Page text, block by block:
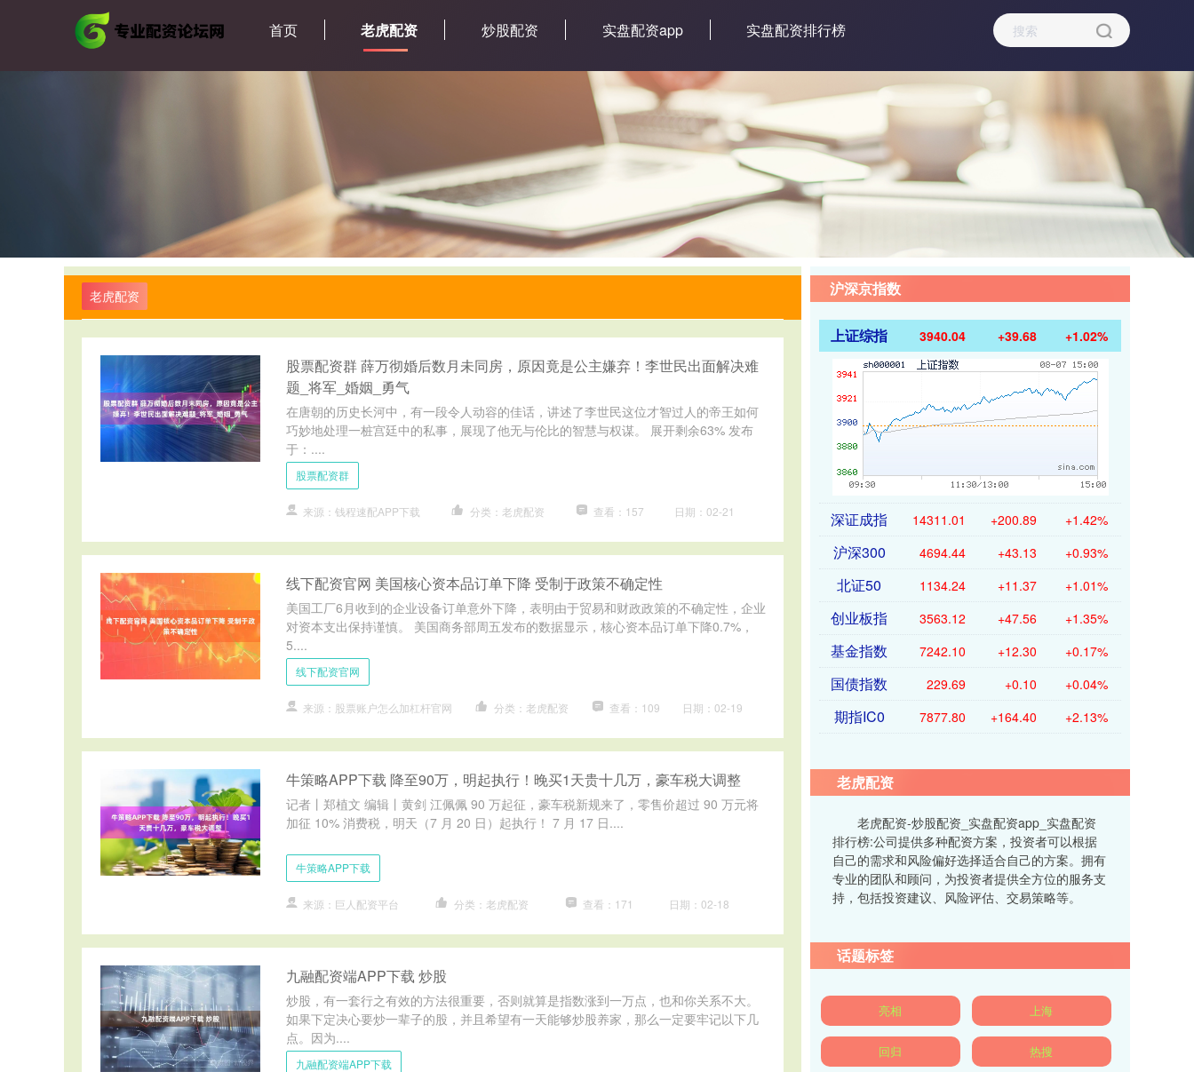
首页 老虎配资 炒股配资 实盘配资app 实盘配资排行榜
老虎配资
股票配资群 薛万彻婚后数月未同房，原因竟是公主嫌弃！李世民出面解决难
题_将军_婚姻_勇气
在唐朝的历史长河中，有一段令人动容的佳话，讲述了李世民这位才智过人的帝王如何
巧妙地处理一桩宫廷中的私事，展现了他无与伦比的智慧与权谋。 展开剩余63% 发布
于：....
股票配资群
来源：钱程速配APP下载 分类：老虎配资 查看：157 日期：02-21
线下配资官网 美国核心资本品订单下降 受制于政策不确定性
美国工厂6月收到的企业设备订单意外下降，表明由于贸易和财政政策的不确定性，企业
对资本支出保持谨慎。 美国商务部周五发布的数据显示，核心资本品订单下降0.7%，
5....
线下配资官网
来源：股票账户怎么加杠杆官网 分类：老虎配资 查看：109 日期：02-19
牛策略APP下载 降至90万，明起执行！晚买1天贵十几万，豪车税大调整
记者丨郑植文 编辑丨黄剑 江佩佩 90 万起征，豪车税新规来了，零售价超过 90 万元将
加征 10% 消费税，明天（7 月 20 日）起执行！ 7 月 17 日....
牛策略APP下载
来源：巨人配资平台 分类：老虎配资 查看：171 日期：02-18
九融配资端APP下载 炒股
炒股，有一套行之有效的方法很重要，否则就算是指数涨到一万点，也和你关系不大。
如果下定决心要炒一辈子的股，并且希望有一天能够炒股养家，那么一定要牢记以下几
点。因为....
九融配资端APP下载
沪深京指数
上证综指 3940.04 +39.68 +1.02%
深证成指 14311.01 +200.89 +1.42%
沪深300 4694.44 +43.13 +0.93%
北证50 1134.24 +11.37 +1.01%
创业板指 3563.12 +47.56 +1.35%
基金指数 7242.10 +12.30 +0.17%
国债指数 229.69 +0.10 +0.04%
期指IC0 7877.80 +164.40 +2.13%
老虎配资
老虎配资-炒股配资_实盘配资app_实盘配资
排行榜:公司提供多种配资方案，投资者可以根据
自己的需求和风险偏好选择适合自己的方案。拥有
专业的团队和顾问，为投资者提供全方位的服务支
持，包括投资建议、风险评估、交易策略等。
话题标签
亮相 上海
回归 热搜